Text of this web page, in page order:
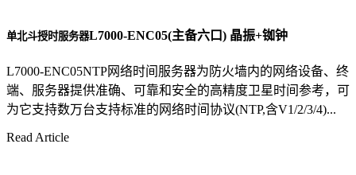
单北斗授时服务器L7000-ENC05(主备六口) 晶振+铷钟
L7000-ENC05NTP网络时间服务器为防火墙内的网络设备、终
端、服务器提供准确、可靠和安全的高精度卫星时间参考，可
为它支持数万台支持标准的网络时间协议(NTP,含V1/2/3/4)...
Read Article